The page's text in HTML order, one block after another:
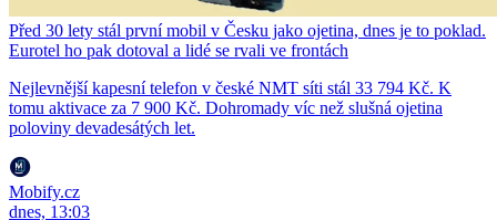
Před 30 lety stál první mobil v Česku jako ojetina, dnes je to poklad.
Eurotel ho pak dotoval a lidé se rvali ve frontách
Nejlevnější kapesní telefon v české NMT síti stál 33 794 Kč. K
tomu aktivace za 7 900 Kč. Dohromady víc než slušná ojetina
poloviny devadesátých let.
Mobify.cz
dnes, 13:03